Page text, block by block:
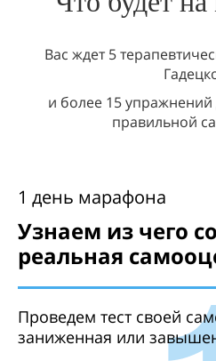
Вас ждет 5
и более 15
правильной
1 день марафона
Узнаем из чего
реальная
Проведем тест своей
заниженная или